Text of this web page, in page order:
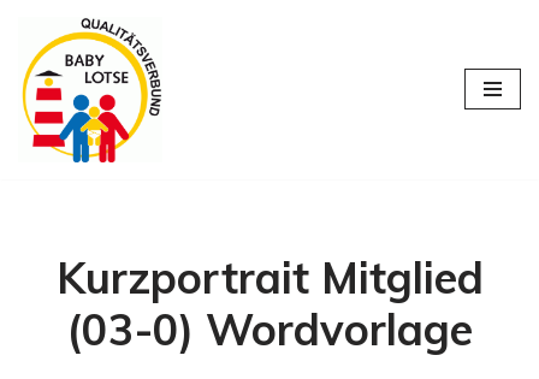
Zum
Inhalt
springen
Kurzportrait Mitglied
(03-0) Wordvorlage